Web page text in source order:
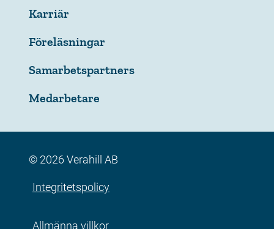
Karriär
Föreläsningar
Samarbetspartners
Medarbetare
© 2026 Verahill AB
Integritetspolicy
Allmänna villkor